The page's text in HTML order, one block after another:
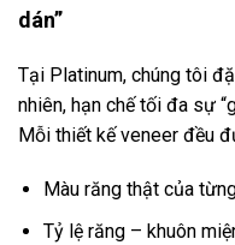
dán”
Tại Platinum, chúng tôi
nhiên, hạn chế tối đa sự
Mỗi thiết kế veneer đều
Màu răng thật của
Tỷ lệ răng – khuôn